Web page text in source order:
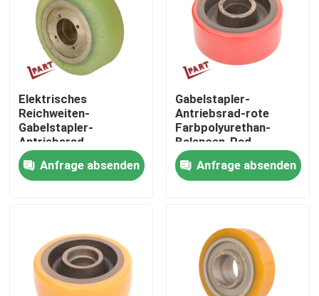
Produkte
Videos
Gabelstapler-Batterie-Teile
Gabelstapler-Antriebsrad
Elektrischer Gabelstapler-Motor
LED-Gabelstapler-Lichter
Elektrisches
Reichweiten-
Gabelstapler-
Antriebsrad-
Polyurethan-
Balancen-Rad
178x73mm
Anfrage absenden
Gabelstapler-
Antriebsrad-rote
Farbpolyurethan-
Balancen-Rad
150x60x47mm
Anfrage absenden